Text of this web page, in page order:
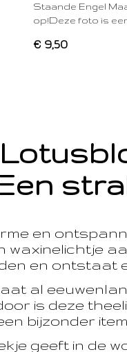
Staande Engel
op!Deze foto is
€ 9,50
en
waxinelichtje
en ontstaat
al
is deze
bijzonder
geeft in de